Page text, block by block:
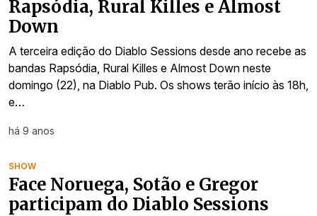
Rapsódia, Rural Killes e Almost
Down
A terceira edição do Diablo Sessions desde ano recebe as
bandas Rapsódia, Rural Killes e Almost Down neste
domingo (22), na Diablo Pub. Os shows terão início às 18h,
e…
há 9 anos
SHOW
Face Noruega, Sotão e Gregor
participam do Diablo Sessions